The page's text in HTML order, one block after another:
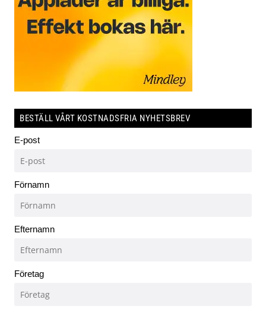
BESTÄLL VÅRT KOSTNADSFRIA NYHETSBREV
E-post
Förnamn
Efternamn
Företag